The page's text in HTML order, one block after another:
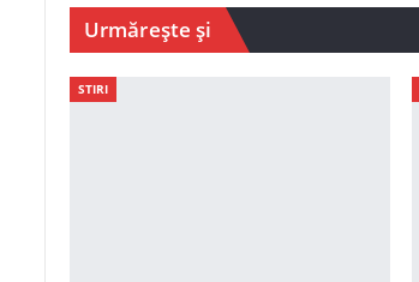
Urmărește și
STIRI